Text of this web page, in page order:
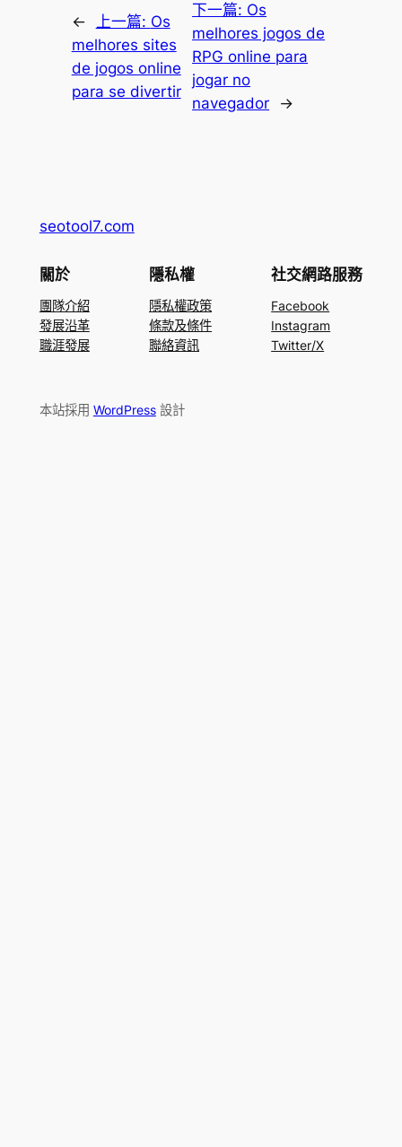
← 上一篇: Os
melhores sites
de jogos online
para se divertir
下一篇: Os
melhores jogos de
RPG online para
jogar no
navegador
→
seotool7.com
關於
團隊介紹
發展沿革
職涯發展
隱私權
隱私權政策
條款及條件
聯絡資訊
社交網路服務
Facebook
Instagram
Twitter/X
本站採用 WordPress設計